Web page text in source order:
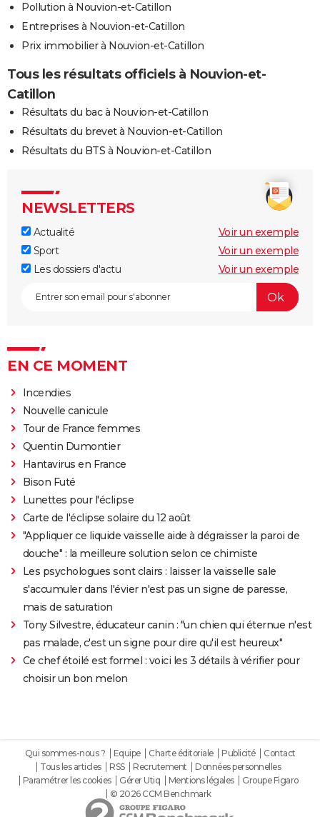
Pollution à Nouvion-et-Catillon
Entreprises à Nouvion-et-Catillon
Prix immobilier à Nouvion-et-Catillon
Tous les résultats officiels à Nouvion-et-
Catillon
Résultats du bac à Nouvion-et-Catillon
Résultats du brevet à Nouvion-et-Catillon
Résultats du BTS à Nouvion-et-Catillon
NEWSLETTERS
Actualité
Voir un exemple
Sport
Voir un exemple
Les dossiers d'actu
Voir un exemple
EN CE MOMENT
Incendies
Nouvelle canicule
Tour de France femmes
Quentin Dumontier
Hantavirus en France
Bison Futé
Lunettes pour l'éclipse
Carte de l'éclipse solaire du 12 août
"Appliquer ce liquide vaisselle aide à dégraisser la paroi de
douche" : la meilleure solution selon ce chimiste
Les psychologues sont clairs : laisser la vaisselle sale
s'accumuler dans l'évier n'est pas un signe de paresse,
mais de saturation
Tony Silvestre, éducateur canin : "un chien qui éternue n'est
pas malade, c'est un signe pour dire qu'il est heureux"
Ce chef étoilé est formel : voici les 3 détails à vérifier pour
choisir un bon melon
Qui sommes-nous ? Equipe Charte éditoriale Publicité
Contact
Tous les articles
RSS Recrutement
Données personnelles
Paramétrer les cookies
Gérer Utiq Mentions légales
Groupe Figaro
© 2026 CCM Benchmark